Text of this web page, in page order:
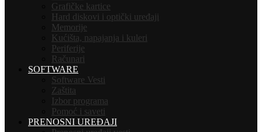
Grafičke kartice
Hard diskovi i optički uređaji
Memorije
Kućišta, napajanja i kuleri
Periferije
Računari
SOFTWARE
Software Vesti
Zaštita
Izbor programa
Pomoć i saveti
PRENOSNI UREĐAJI